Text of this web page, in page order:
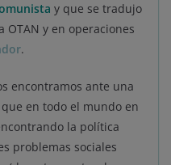
y que se tradujo
OTAN y en operaciones
.
encontramos ante una
en todo el mundo en
la política
problemas sociales